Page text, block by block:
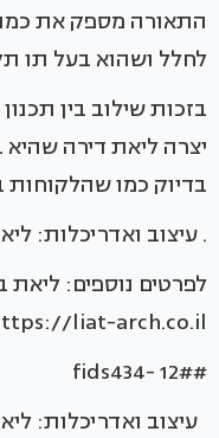
התאורה מספק את
לחלל ושהוא בעל תו
בזכות שילוב בין
יצרה ליאת דירה
בדיוק כמו שהלקוחות
. עיצוב ואדריכלות:
liat-arch.co.il
#fids434- 12#
עיצוב ואדריכלות: